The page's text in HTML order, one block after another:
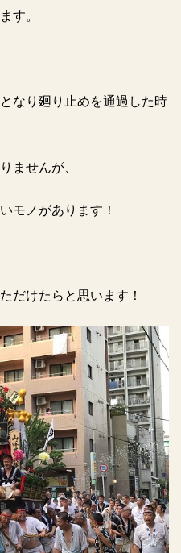
す。
なり廻り止めを通過した時
ませんが、
モノがあります！
だけたらと思います！